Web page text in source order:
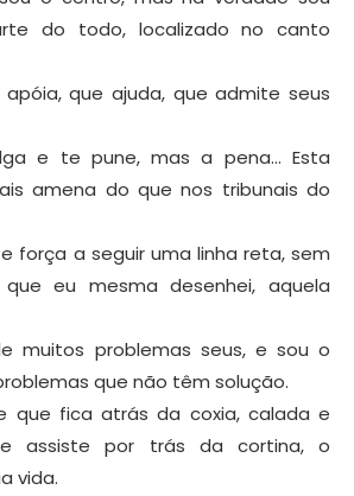
do todo, localizado no canto
que ajuda, que admite seus
e te pune, mas a pena… Esta
amena do que nos tribunais do
força a seguir uma linha reta, sem
eu mesma desenhei, aquela
muitos problemas seus, e sou o
que não têm solução.
que fica atrás da coxia, calada e
assiste por trás da cortina, o
vida.